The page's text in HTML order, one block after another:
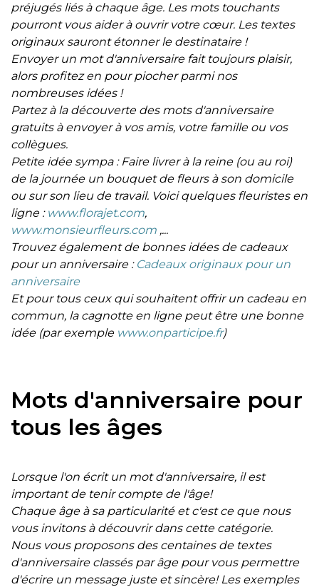
préjugés liés à chaque âge. Les mots touchants
pourront vous aider à ouvrir votre cœur. Les textes
originaux sauront étonner le destinataire !
Envoyer un mot d'anniversaire fait toujours plaisir,
alors profitez en pour piocher parmi nos
nombreuses idées !
Partez à la découverte des mots d'anniversaire
gratuits à envoyer à vos amis, votre famille ou vos
collègues.
Petite idée sympa : Faire livrer à la reine (ou au roi)
de la journée un bouquet de fleurs à son domicile
ou sur son lieu de travail. Voici quelques fleuristes en
ligne : www.florajet.com,
www.monsieurfleurs.com ,...
Trouvez également de bonnes idées de cadeaux
pour un anniversaire : Cadeaux originaux pour un
anniversaire
Et pour tous ceux qui souhaitent offrir un cadeau en
commun, la cagnotte en ligne peut être une bonne
idée (par exemple www.onparticipe.fr)
Mots d'anniversaire pour
tous les âges
Lorsque l'on écrit un mot d'anniversaire, il est
important de tenir compte de l'âge!
Chaque âge à sa particularité et c'est ce que nous
vous invitons à découvrir dans cette catégorie.
Nous vous proposons des centaines de textes
d'anniversaire classés par âge pour vous permettre
d'écrire un message juste et sincère! Les exemples